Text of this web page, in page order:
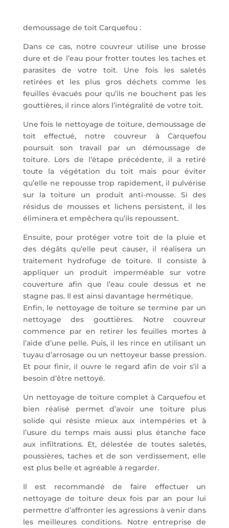
demoussage de toit Carquefou :
Dans ce cas, notre couvreur utilise une brosse
dure et de l’eau pour frotter toutes les taches et
parasites de votre toit. Une fois les saletés
retirées et les plus gros déchets comme les
feuilles évacués pour qu’ils ne bouchent pas les
gouttières, il rince alors l’intégralité de votre toit.
Une fois le nettoyage de toiture, demoussage de
toit effectué, notre couvreur à Carquefou
poursuit son travail par un démoussage de
toiture. Lors de l’étape précédente, il a retiré
toute la végétation du toit mais pour éviter
qu’elle ne repousse trop rapidement, il pulvérise
sur la toiture un produit anti-mousse. Si des
résidus de mousses et lichens persistent, il les
éliminera et empêchera qu’ils repoussent.
Ensuite, pour protéger votre toit de la pluie et
des dégâts qu’elle peut causer, il réalisera un
traitement hydrofuge de toiture. Il consiste à
appliquer un produit imperméable sur votre
couverture afin que l’eau coule dessus et ne
stagne pas. Il est ainsi davantage hermétique.
Enfin, le nettoyage de toiture se termine par un
nettoyage des gouttières. Notre couvreur
commence par en retirer les feuilles mortes à
l’aide d’une pelle. Puis, il les rince en utilisant un
tuyau d’arrosage ou un nettoyeur basse pression.
Et pour finir, il ouvre le regard afin de voir s’il a
besoin d’être nettoyé.
Un nettoyage de toiture complet à Carquefou et
bien réalisé permet d’avoir une toiture plus
solide qui résiste mieux aux intempéries et à
l’usure du temps mais aussi plus étanche face
aux infiltrations. Et, délestée de toutes saletés,
poussières, taches et de son verdissement, elle
est plus belle et agréable à regarder.
Il est recommandé de faire effectuer un
nettoyage de toiture deux fois par an pour lui
permettre d’affronter les agressions à venir dans
les meilleures conditions. Notre entreprise de